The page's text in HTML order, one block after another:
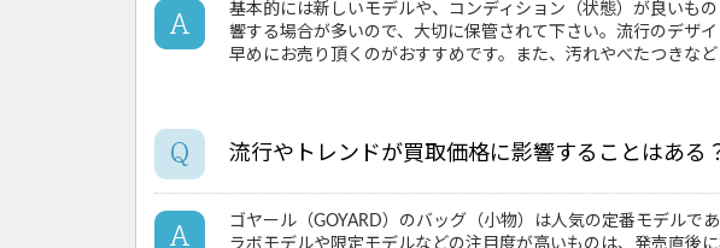
基本的には新しいモデルや、コンディション（状態）が良いも
響する場合が多いので、大切に保管されて下さい。流行のデザ
早めにお売り頂くのがおすすめです。また、汚れやべたつきな
流行やトレンドが買取価格に影響することはある
ゴヤール（GOYARD）のバッグ（小物）は人気の定番モデルで
ラボモデルや限定モデルなどの注目度が高いものは、発売直後